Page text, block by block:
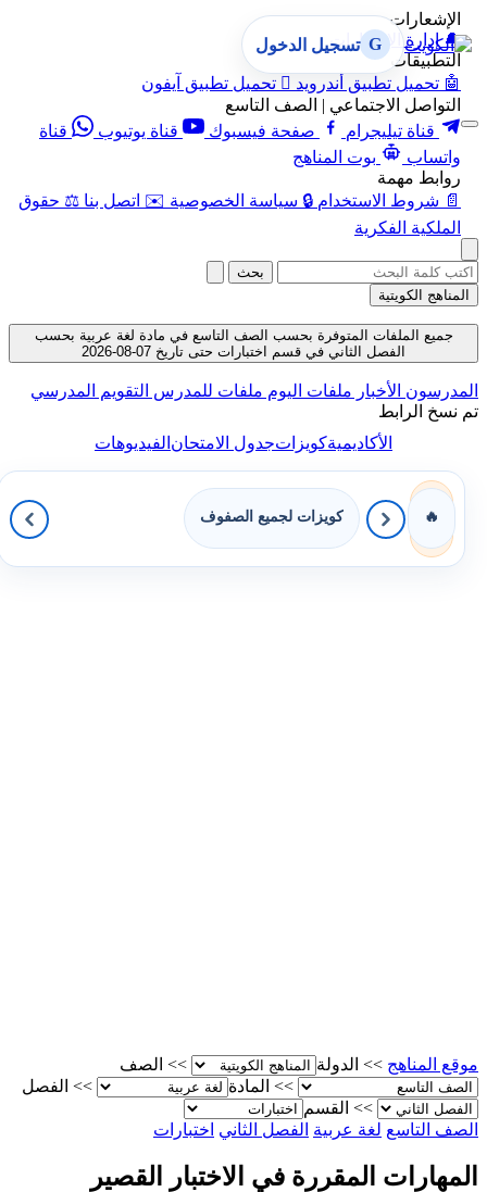
الإشعارات
🔔 إدارة الإشعارات
التطبيقات
🤖 تحميل تطبيق أندرويد  تحميل تطبيق آيفون
التواصل الاجتماعي | الصف التاسع
قناة تيليجرام
صفحة فيسبوك قناة يوتيوب
قناة
واتساب
بوت المناهج
روابط مهمة
📄 شروط الاستخدام 🔒 سياسة الخصوصية ✉️ اتصل بنا ⚖️ حقوق
الملكية الفكرية
G تسجيل الدخول
بحث
المناهج الكويتية
جميع الملفات المتوفرة بحسب الصف التاسع في مادة لغة عربية بحسب
الفصل الثاني في قسم اختبارات حتى تاريخ 07-08-2026
المدرسون الأخبار ملفات اليوم ملفات للمدرس التقويم المدرسي
تم نسخ الرابط
الأكاديميةكويزاتجدول الامتحانالفيديوهات
🔥 كويزات لجميع الصفوف
موقع المناهج >> الدولة >>
الصف
>>
المادة >>
الفصل
>>
القسم
الصف التاسع لغة عربية الفصل الثاني اختبارات
المهارات المقررة في الاختبار القصير